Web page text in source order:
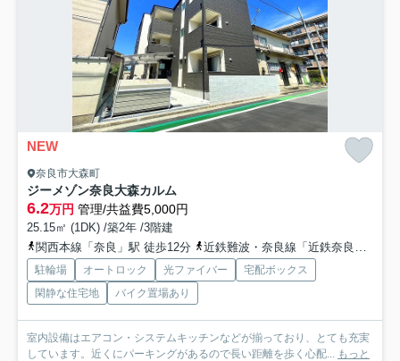
NEW
奈良市大森町
ジーメゾン奈良大森カルム
6.2万円 管理/共益費5,000円
25.15㎡ (1DK) /築2年 /3階建
関西本線「奈良」駅 徒歩12分
近鉄難波・奈良線「近鉄奈良」駅 徒歩14分
駐輪場 オートロック 光ファイバー
宅配ボックス
閑静な住宅地
バイク置場あり
室内設備はエアコン・システムキッチンなどが揃っており、とても充実
しています。近くにパーキングがあるので長い距離を歩く心配... もっと